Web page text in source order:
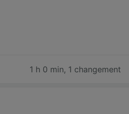
1 h 0 min, 1 changement